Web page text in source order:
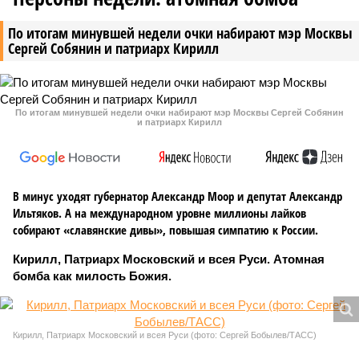
По итогам минувшей недели очки набирают мэр Москвы
Сергей Собянин и патриарх Кирилл
По итогам минувшей недели очки набирают мэр Москвы Сергей Собянин
и патриарх Кирилл
В минус уходят губернатор Александр Моор и депутат Александр
Ильтяков. А на международном уровне миллионы лайков
собирают «славянские дивы», повышая симпатию к России.
Кирилл, Патриарх Московский и всея Руси. Атомная
бомба как милость Божия.
Кирилл, Патриарх Московский и всея Руси (фото: Сергей Бобылев/ТАСС)